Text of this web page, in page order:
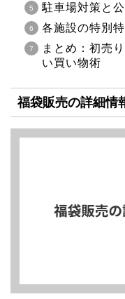
駐車場対策と
各施設の特別
まとめ：初売
い買い物術
福袋販売の詳細情